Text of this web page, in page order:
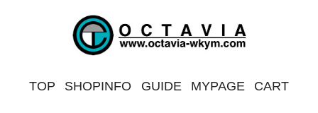
TOP SHOPINFO GUIDE MYPAGE CART